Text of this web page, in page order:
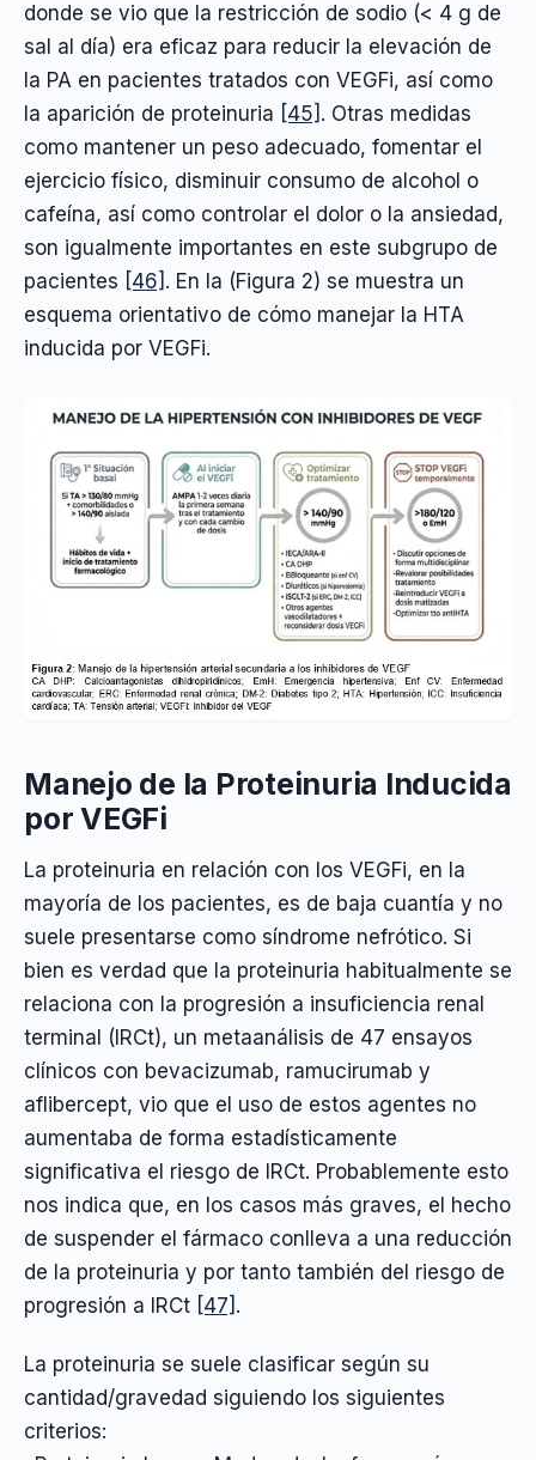
donde se vio que la restricción de sodio (< 4 g de
sal al día) era eficaz para reducir la elevación de
la PA en pacientes tratados con VEGFi, así como
la aparición de proteinuria [45] . Otras medidas
como mantener un peso adecuado, fomentar el
ejercicio físico, disminuir consumo de alcohol o
cafeína, así como controlar el dolor o la ansiedad,
son igualmente importantes en este subgrupo de
pacientes [46] . En la (Figura 2) se muestra un
esquema orientativo de cómo manejar la HTA
inducida por VEGFi.
Manejo de la Proteinuria Inducida
por VEGFi
La proteinuria en relación con los VEGFi, en la
mayoría de los pacientes, es de baja cuantía y no
suele presentarse como síndrome nefrótico. Si
bien es verdad que la proteinuria habitualmente se
relaciona con la progresión a insuficiencia renal
terminal (IRCt), un metaanálisis de 47 ensayos
clínicos con bevacizumab, ramucirumab y
aflibercept, vio que el uso de estos agentes no
aumentaba de forma estadísticamente
significativa el riesgo de IRCt. Probablemente esto
nos indica que, en los casos más graves, el hecho
de suspender el fármaco conlleva a una reducción
de la proteinuria y por tanto también del riesgo de
progresión a IRCt [47] .
La proteinuria se suele clasificar según su
cantidad/gravedad siguiendo los siguientes
criterios: